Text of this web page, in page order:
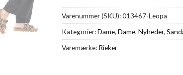
Varenummer (SKU):013467-Leopa
Kategorier:Dame, Dame, Nyheder,
Varemærke: Rieker